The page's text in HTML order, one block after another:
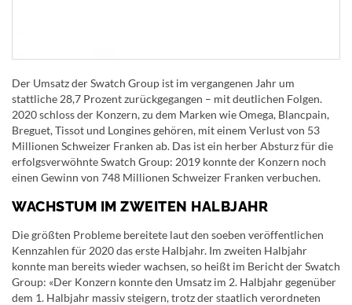
Der Umsatz der Swatch Group ist im vergangenen Jahr um
stattliche 28,7 Prozent zurückgegangen – mit deutlichen Folgen.
2020 schloss der Konzern, zu dem Marken wie Omega, Blancpain,
Breguet, Tissot und Longines gehören, mit einem Verlust von 53
Millionen Schweizer Franken ab. Das ist ein herber Absturz für die
erfolgsverwöhnte Swatch Group: 2019 konnte der Konzern noch
einen Gewinn von 748 Millionen Schweizer Franken verbuchen.
WACHSTUM IM ZWEITEN HALBJAHR
Die größten Probleme bereitete laut den soeben veröffentlichen
Kennzahlen für 2020 das erste Halbjahr. Im zweiten Halbjahr
konnte man bereits wieder wachsen, so heißt im Bericht der Swatch
Group: «Der Konzern konnte den Umsatz im 2. Halbjahr gegenüber
dem 1. Halbjahr massiv steigern, trotz der staatlich verordneten